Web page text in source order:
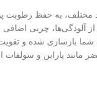
از آلودگی‌ها، چربی
شما بازسازی شده و
مانند پارابن و